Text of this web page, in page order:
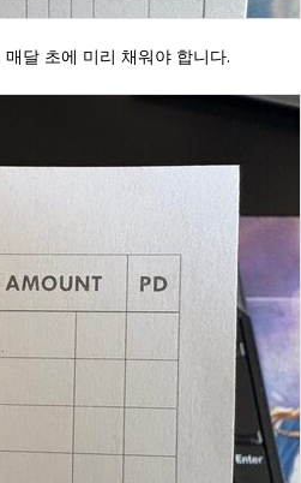
달 초에 미리 채워야 합니다.